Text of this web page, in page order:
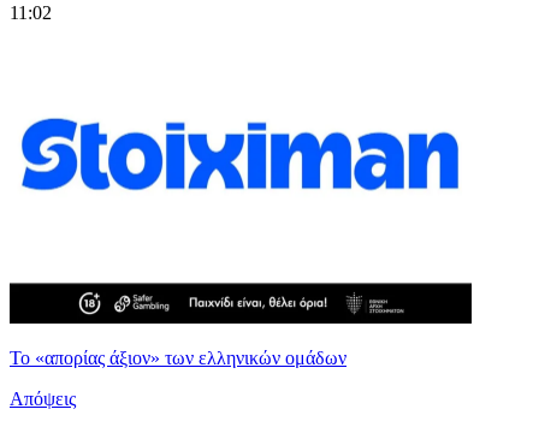
11:02
Το «απορίας άξιον» των ελληνικών ομάδων
Απόψεις